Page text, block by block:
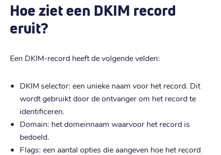
Hoe ziet een DKIM record
eruit?
Een DKIM-record heeft de volgende velden:
DKIM selector: een unieke naam voor het record. Dit
wordt gebruikt door de ontvanger om het record te
identificeren.
Domain: het domeinnaam waarvoor het record is
bedoeld.
Flags: een aantal opties die aangeven hoe het record